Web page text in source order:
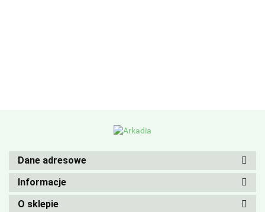
Dane adresowe
Informacje
O sklepie